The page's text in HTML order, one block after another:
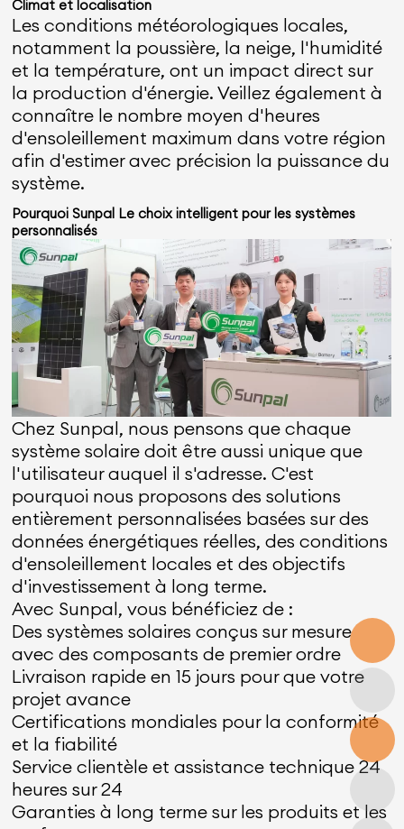
Climat et localisation
Les conditions météorologiques locales,
notamment la poussière, la neige, l'humidité
et la température, ont un impact direct sur
la production d'énergie. Veillez également à
connaître le nombre moyen d'heures
d'ensoleillement maximum dans votre région
afin d'estimer avec précision la puissance du
système.
Pourquoi Sunpal Le choix intelligent pour les systèmes
personnalisés
Chez Sunpal, nous pensons que chaque
système solaire doit être aussi unique que
l'utilisateur auquel il s'adresse. C'est
pourquoi nous proposons des solutions
entièrement personnalisées basées sur des
données énergétiques réelles, des conditions
d'ensoleillement locales et des objectifs
d'investissement à long terme.
Avec Sunpal, vous bénéficiez de :
Des systèmes solaires conçus sur mesure
avec des composants de premier ordre
Livraison rapide en 15 jours pour que votre
projet avance
Certifications mondiales pour la conformité
et la fiabilité
Service clientèle et assistance technique 24
heures sur 24
Garanties à long terme sur les produits et les